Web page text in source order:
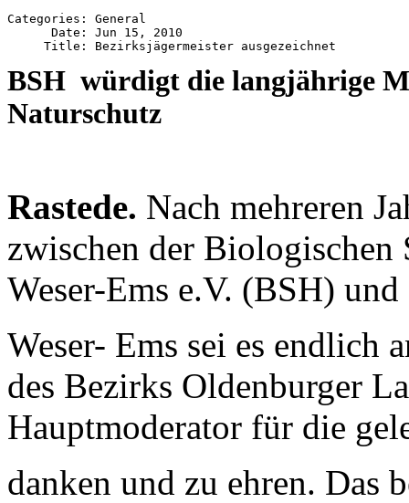
Categories: General
      Date: Jun 15, 2010
BSH würdigt die langjährige
Naturschutz
Rastede. Nach mehreren
zwischen der Biologischen
Weser-Ems e.V. (BSH) und
Weser- Ems sei es endlich
des Bezirks Oldenburger
Hauptmoderator für die
danken und zu ehren. Das